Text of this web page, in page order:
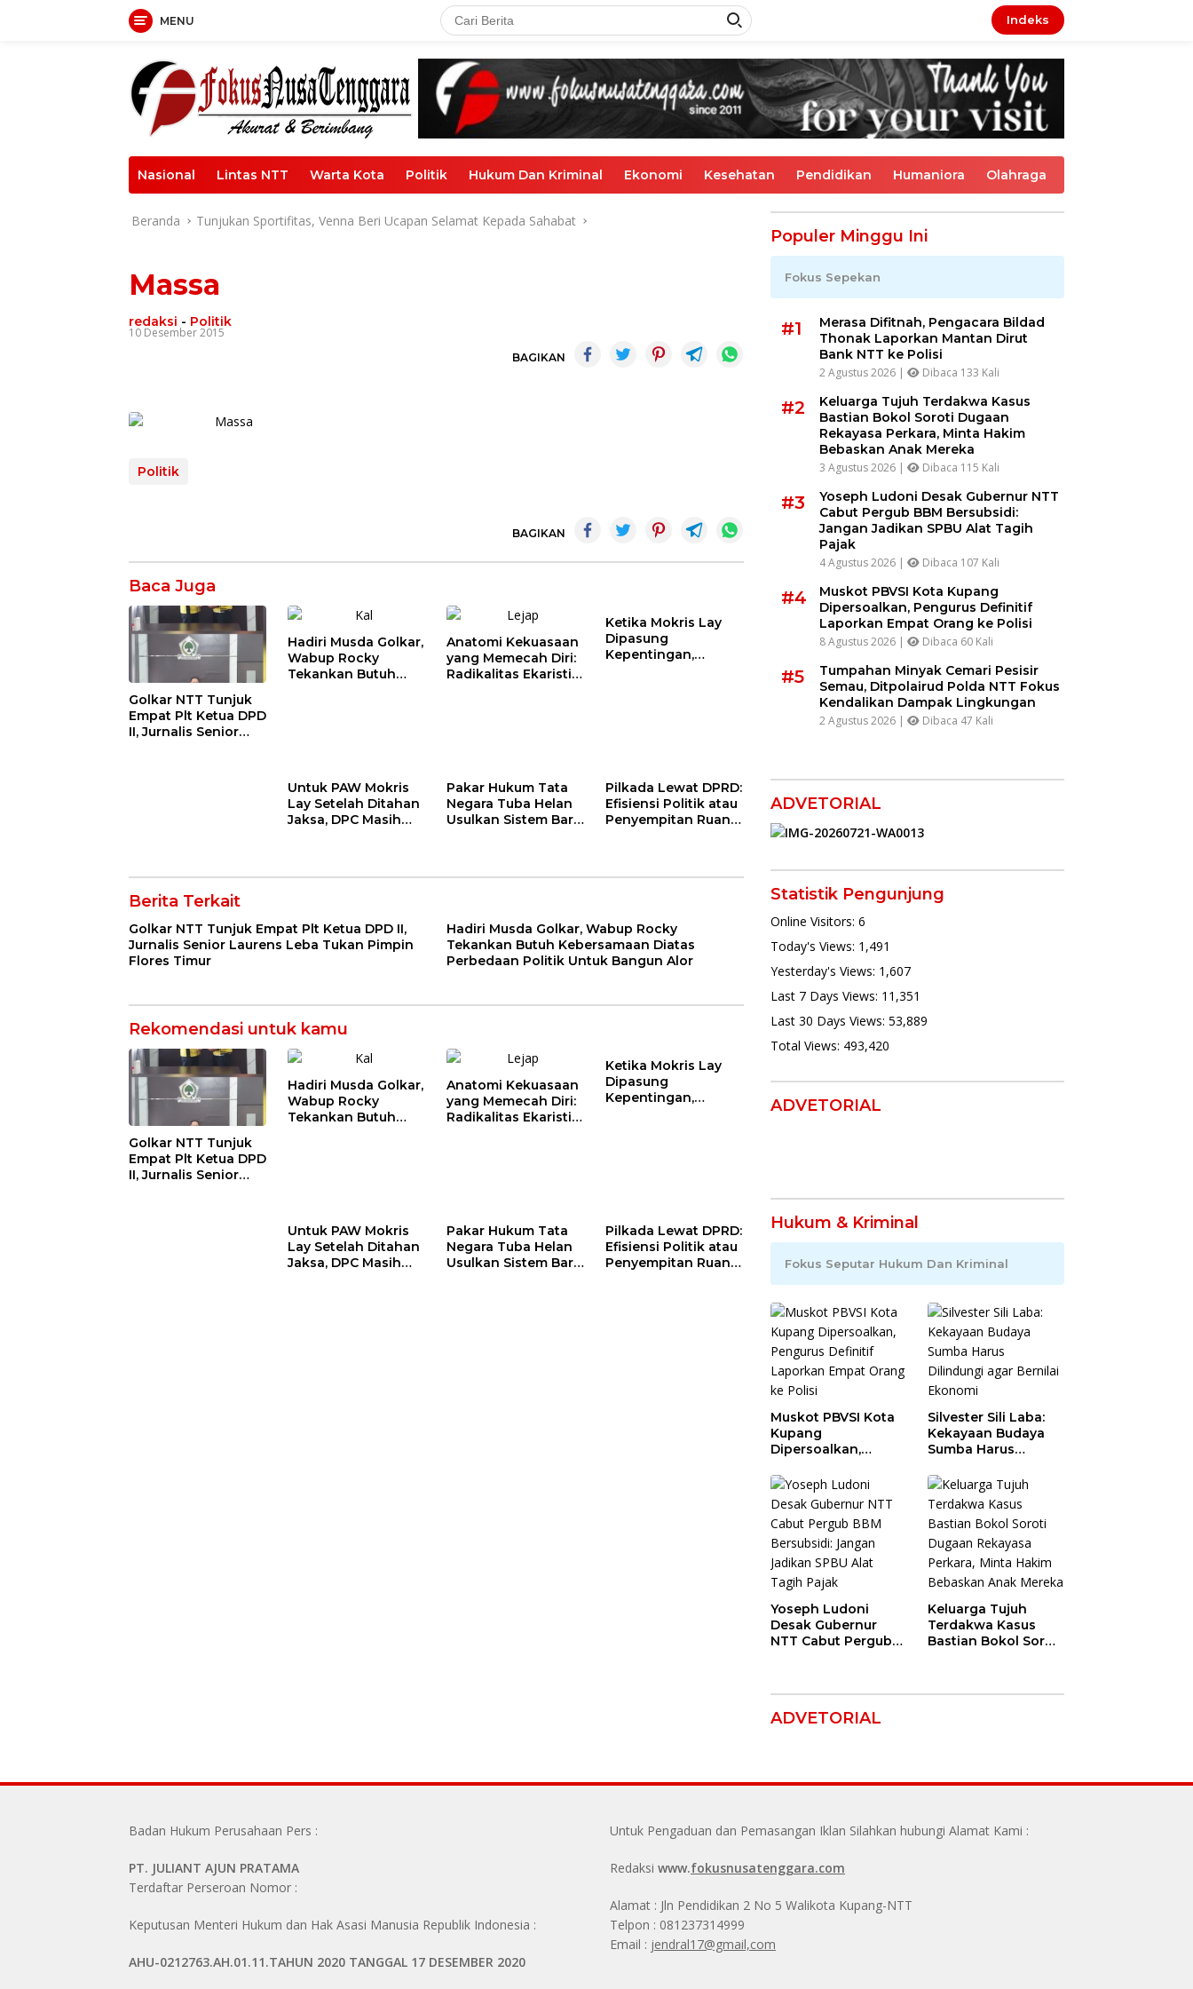
MENU Indeks
Nasional Lintas NTT Warta Kota Politik Hukum Dan Kriminal Ekonomi Kesehatan Pendidikan Humaniora Olahraga
Beranda Tunjukan Sportifitas, Venna Beri Ucapan Selamat Kepada Sahabat
Massa
redaksi - Politik
10 Desember 2015
BAGIKAN
Politik
BAGIKAN
Baca Juga
Golkar NTT Tunjuk
Empat Plt Ketua DPD
II, Jurnalis Senior
Hadiri Musda Golkar,
Wabup Rocky
Tekankan Butuh
Anatomi Kekuasaan
yang Memecah Diri:
Radikalitas Ekaristi
Ketika Mokris Lay
Dipasung
Kepentingan,
Untuk PAW Mokris
Lay Setelah Ditahan
Jaksa, DPC Masih
Pakar Hukum Tata
Negara Tuba Helan
Usulkan Sistem Baru
Pilkada Lewat DPRD:
Efisiensi Politik atau
Penyempitan Ruang
Berita Terkait
Golkar NTT Tunjuk Empat Plt Ketua DPD II,
Jurnalis Senior Laurens Leba Tukan Pimpin
Flores Timur
Hadiri Musda Golkar, Wabup Rocky
Tekankan Butuh Kebersamaan Diatas
Perbedaan Politik Untuk Bangun Alor
Rekomendasi untuk kamu
Golkar NTT Tunjuk
Empat Plt Ketua DPD
II, Jurnalis Senior
Hadiri Musda Golkar,
Wabup Rocky
Tekankan Butuh
Anatomi Kekuasaan
yang Memecah Diri:
Radikalitas Ekaristi
Ketika Mokris Lay
Dipasung
Kepentingan,
Untuk PAW Mokris
Lay Setelah Ditahan
Jaksa, DPC Masih
Pakar Hukum Tata
Negara Tuba Helan
Usulkan Sistem Baru
Pilkada Lewat DPRD:
Efisiensi Politik atau
Penyempitan Ruang
Populer Minggu Ini
Fokus Sepekan
#1
Merasa Difitnah, Pengacara Bildad
Thonak Laporkan Mantan Dirut
Bank NTT ke Polisi
2 Agustus 2026 | Dibaca 133 Kali
#2
Keluarga Tujuh Terdakwa Kasus
Bastian Bokol Soroti Dugaan
Rekayasa Perkara, Minta Hakim
Bebaskan Anak Mereka
3 Agustus 2026 | Dibaca 115 Kali
#3
Yoseph Ludoni Desak Gubernur NTT
Cabut Pergub BBM Bersubsidi:
Jangan Jadikan SPBU Alat Tagih
Pajak
4 Agustus 2026 | Dibaca 107 Kali
#4
Muskot PBVSI Kota Kupang
Dipersoalkan, Pengurus Definitif
Laporkan Empat Orang ke Polisi
8 Agustus 2026 | Dibaca 60 Kali
#5
Tumpahan Minyak Cemari Pesisir
Semau, Ditpolairud Polda NTT Fokus
Kendalikan Dampak Lingkungan
2 Agustus 2026 | Dibaca 47 Kali
ADVETORIAL
Statistik Pengunjung
Online Visitors: 6
Today's Views: 1,491
Yesterday's Views: 1,607
Last 7 Days Views: 11,351
Last 30 Days Views: 53,889
Total Views: 493,420
ADVETORIAL
Hukum & Kriminal
Fokus Seputar Hukum Dan Kriminal
Muskot PBVSI Kota
Kupang
Dipersoalkan,
Laporkan Empat
Orang ke Polisi
Silvester Sili Laba:
Kekayaan Budaya
Sumba Harus
Bernilai Ekonomi
Yoseph Ludoni
Desak Gubernur
NTT Cabut Pergub
Keluarga Tujuh
Terdakwa Kasus
Bastian Bokol Soroti
ADVETORIAL
Badan Hukum Perusahaan Pers :
PT. JULIANT AJUN PRATAMA
Terdaftar Perseroan Nomor :
Keputusan Menteri Hukum dan Hak Asasi Manusia Republik Indonesia :
AHU-0212763.AH.01.11.TAHUN 2020 TANGGAL 17 DESEMBER 2020
Untuk Pengaduan dan Pemasangan Iklan Silahkan hubungi Alamat Kami :
Redaksi www.fokusnusatenggara.com
Alamat : Jln Pendidikan 2 No 5 Walikota Kupang-NTT
Telpon : 081237314999
Email : jendral17@gmail,com